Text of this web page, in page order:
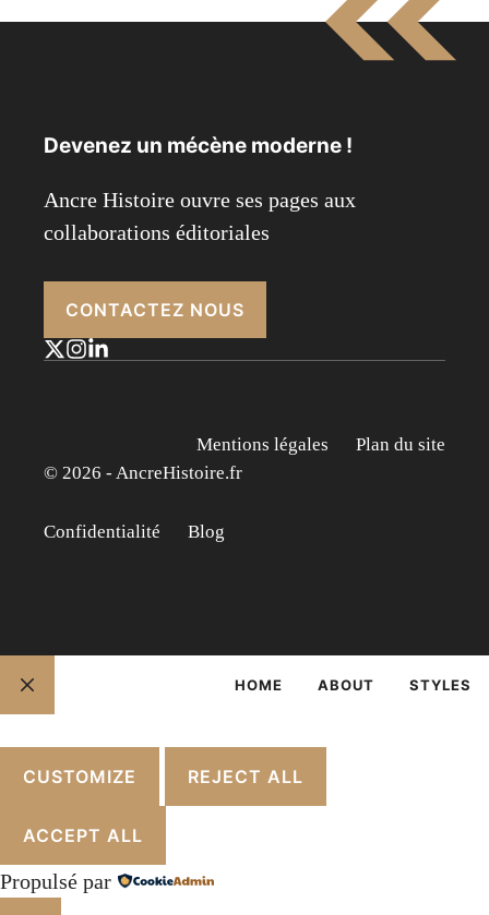
Devenez un mécène moderne !
Ancre Histoire ouvre ses pages aux
collaborations éditoriales
CONTACTEZ NOUS
Mentions légales
Plan du site
© 2026 - AncreHistoire.fr
Confidentialité Blog
FERMER
HOME ABOUT STYLES
CUSTOMIZE REJECT ALL
ACCEPT ALL
Propulsé par